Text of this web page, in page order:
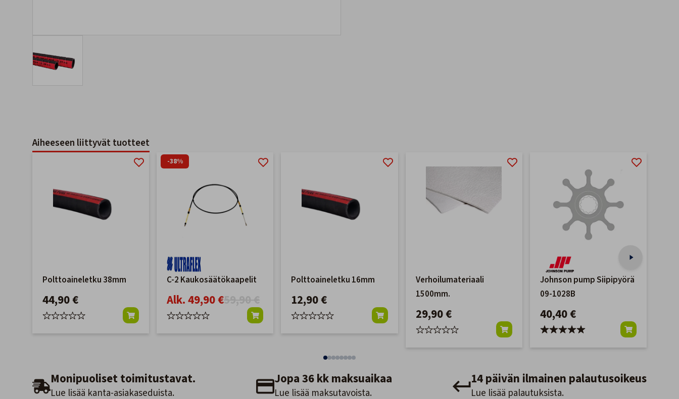
Aiheeseen liittyvät tuotteet
Polttoaineletku 38mm
44,90 €
-38%
C-2 Kaukosäätökaapelit
Alk. 49,90 €
Polttoaineletku 16mm
12,90 €
Verhoilumateriaali
1500mm.
29,90 €
Johnson pump Siipipyörä
09-1028B
40,40 €
Monipuoliset toimitustavat.
Lue lisää kanta-asiakaseduista.
Jopa 36 kk maksuaikaa
Lue lisää maksutavoista.
14 päivän ilmainen palautusoikeus
Lue lisää palautuksista.